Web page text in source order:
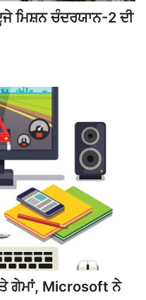
ਮਿਸ਼ਨ ਚੰਦਰਯਾਨ-2 ਦੀ
ਗੇਮਾਂ, Microsoft ਨੇ